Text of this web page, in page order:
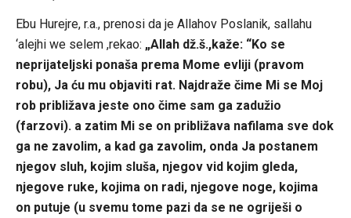
Ebu Hurejre, r.a., prenosi da je Allahov Poslanik, sallahu
‘alejhi we selem ,rekao: „Allah dž.š.,kaže: “Ko se
neprijateljski ponaša prema Mome evliji (pravom
robu), Ja ću mu objaviti rat. Najdraže čime Mi se Moj
rob približava jeste ono čime sam ga zadužio
(farzovi). a zatim Mi se on približava nafilama sve dok
ga ne zavolim, a kad ga zavolim, onda Ja postanem
njegov sluh, kojim sluša, njegov vid kojim gleda,
njegove ruke, kojima on radi, njegove noge, kojima
on putuje (u svemu tome pazi da se ne ogriješi o